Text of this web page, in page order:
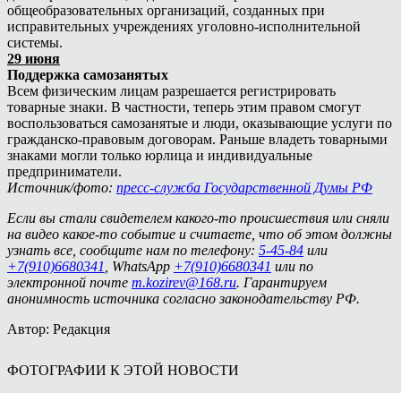
общеобразовательных организаций, созданных при
исправительных учреждениях уголовно-исполнительной
системы.
29 июня
Поддержка самозанятых
Всем физическим лицам разрешается регистрировать
товарные знаки. В частности, теперь этим правом смогут
воспользоваться самозанятые и люди, оказывающие услуги по
гражданско-правовым договорам. Раньше владеть товарными
знаками могли только юрлица и индивидуальные
предприниматели.
Источник/фото: пресс-служба Государственной Думы РФ
Если вы стали свидетелем какого-то происшествия или сняли
на видео какое-то событие и считаете, что об этом должны
узнать все, сообщите нам по телефону: 5-45-84 или
+7(910)6680341
, WhatsApp +7(910)6680341 или по
электронной почте m.kozirev@168.ru. Гарантируем
анонимность источника согласно законодательству РФ.
Автор: Редакция
ФОТОГРАФИИ К ЭТОЙ НОВОСТИ